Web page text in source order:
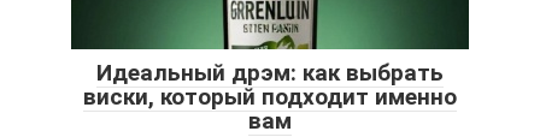
Идеальный дрэм: как выбрать
виски, который подходит именно
вам